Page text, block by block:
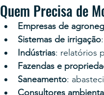
Quem Precisa de
Empresas de
Sistemas de irrigação
Indústrias: relatórios
Fazendas e
Saneamento:
Consultores